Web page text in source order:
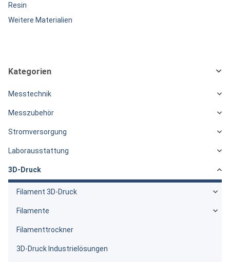
Resin
Weitere Materialien
Kategorien
Messtechnik
Messzubehör
Stromversorgung
Laborausstattung
3D-Druck
Filament 3D-Druck
Filamente
Filamenttrockner
3D-Druck Industrielösungen